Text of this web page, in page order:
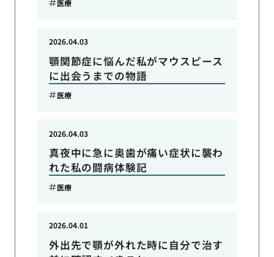
医療
顎関節症に悩んだ私がマウスピース
に出会うまでの物語
2026.04.03
医療
真夜中に急に奥歯が痛い症状に襲わ
れた私の闘病体験記
2026.04.03
医療
外出先で顎が外れた時に自分で治す
2026.04.01